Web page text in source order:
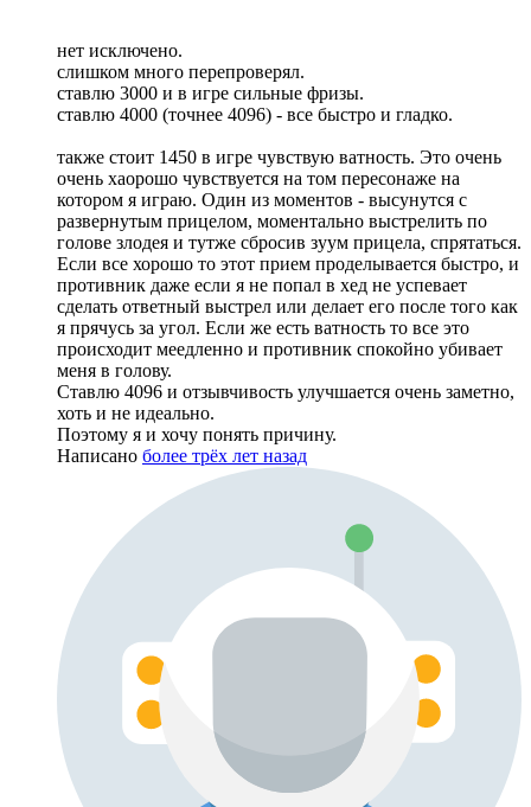
нет исключено.
слишком много перепроверял.
ставлю 3000 и в игре сильные фризы.
ставлю 4000 (точнее 4096) - все быстро и гладко.
также стоит 1450 в игре чувствую ватность. Это очень
очень хаорошо чувствуется на том пересонаже на
котором я играю. Один из моментов - высунутся с
развернутым прицелом, моментально выстрелить по
голове злодея и тутже сбросив зуум прицела, спрятаться.
Если все хорошо то этот прием проделывается быстро, и
противник даже если я не попал в хед не успевает
сделать ответный выстрел или делает его после того как
я прячусь за угол. Если же есть ватность то все это
происходит меедленно и противник спокойно убивает
меня в голову.
Ставлю 4096 и отзывчивость улучшается очень заметно,
хоть и не идеально.
Поэтому я и хочу понять причину.
Написано более трёх лет назад